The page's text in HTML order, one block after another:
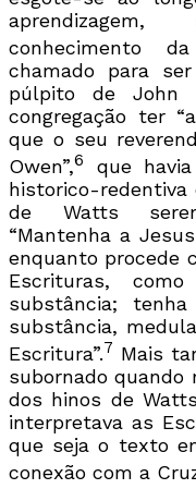
conhecimento da
chamado para
púlpito de John
congregação ter
que o seu
Owen”,6
que
historico-redentiva
de Watts
“Mantenha a
enquanto procede
Escrituras,
substância;
substância,
Escritura”.7 Mais
subornado quando
dos hinos de
interpretava as
que seja o texto
conexão com a